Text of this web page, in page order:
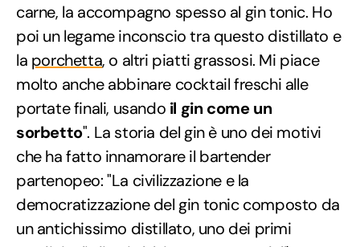
carne, la accompagno spesso al gin tonic. Ho
poi un legame inconscio tra questo distillato e
la porchetta, o altri piatti grassosi. Mi piace
molto anche abbinare cocktail freschi alle
portate finali, usando il gin come un
sorbetto". La storia del gin è uno dei motivi
che ha fatto innamorare il bartender
partenopeo: "La civilizzazione e la
democratizzazione del gin tonic composto da
un antichissimo distillato, uno dei primi